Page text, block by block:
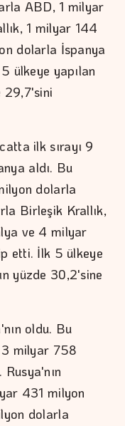
ABD, 1 milyar
1 milyar 144
dolarla İspanya
ülkeye yapılan
29,7'sini
ilk sırayı 9
aldı. Bu
dolarla
Birleşik Krallık,
ve 4 milyar
etti. İlk 5 ülkeye
yüzde 30,2'sine
oldu. Bu
3 milyar 758
431 milyon
dolarla